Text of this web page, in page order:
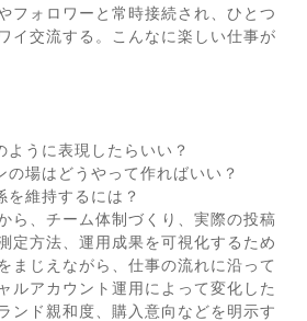
フォロワーと常時接続され、ひとつ
イ交流する。こんなに楽しい仕事が
ように表現したらいい？
の場はどうやって作ればいい？
を維持するには？
ら、チーム体制づくり、実際の投稿
定方法、運用成果を可視化するため
まじえながら、仕事の流れに沿って
ルアカウント運用によって変化した
ンド親和度、購入意向などを明示す